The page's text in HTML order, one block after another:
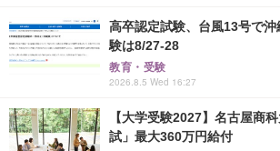
高卒認定試験、台風13号で
験は8/27-28
教育・受験
2026.8.5 Wed 16:27
【大学受験2027】名古屋商
試」最大360万円給付